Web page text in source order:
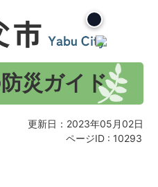
災ガイド
更新日：2023年05月02日
ページID : 10293